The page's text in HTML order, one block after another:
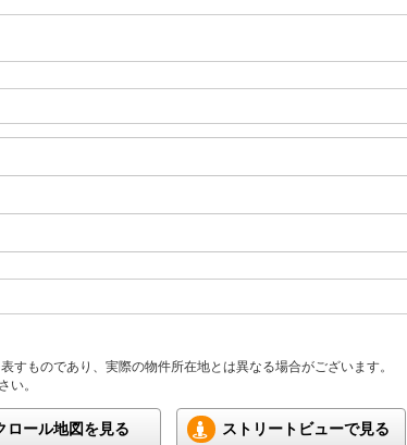
ものであり、実際の物件所在地とは異なる場合がございます。
い。
ロール地図を見る ストリートビューで見る